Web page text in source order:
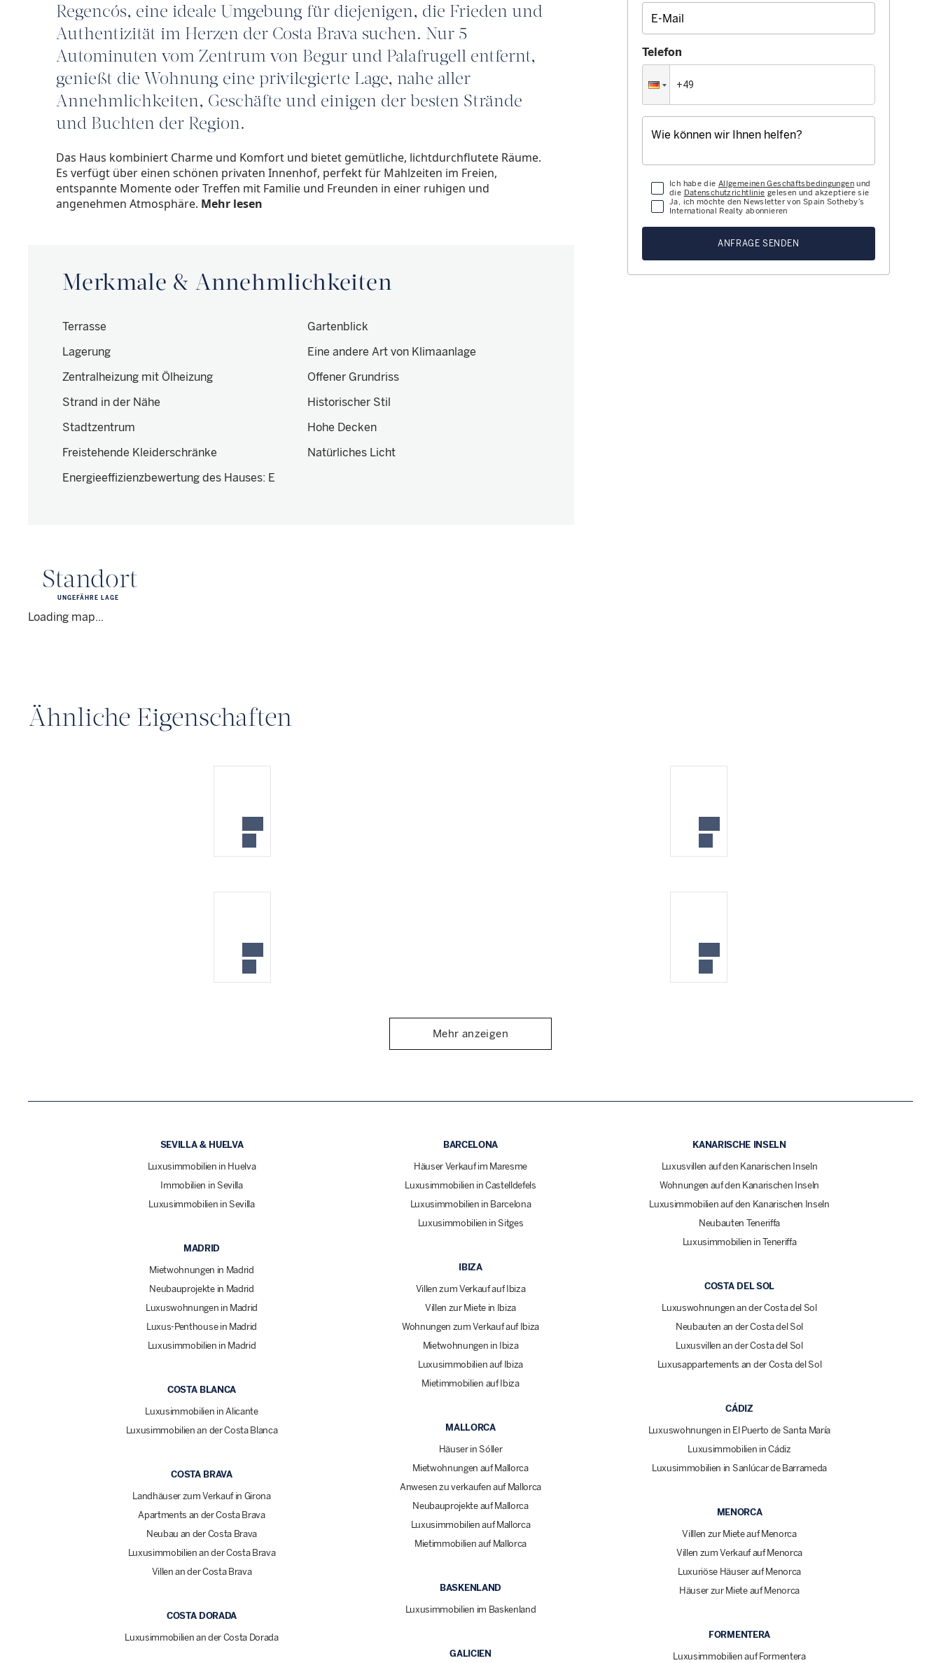
Regencós, eine ideale Umgebung für diejenigen, die Frieden und
Authentizität im Herzen der Costa Brava suchen. Nur 5
Autominuten vom Zentrum von Begur und Palafrugell entfernt,
genießt die Wohnung eine privilegierte Lage, nahe aller
Annehmlichkeiten, Geschäfte und einigen der besten Strände
und Buchten der Region.
Das Haus kombiniert Charme und Komfort und bietet gemütliche, lichtdurchflutete Räume.
Es verfügt über einen schönen privaten Innenhof, perfekt für Mahlzeiten im Freien,
entspannte Momente oder Treffen mit Familie und Freunden in einer ruhigen und
angenehmen Atmosphäre. Mehr lesen
Merkmale & Annehmlichkeiten
Terrasse
Gartenblick
Lagerung
Eine andere Art von Klimaanlage
Zentralheizung mit Ölheizung
Offener Grundriss
Strand in der Nähe
Historischer Stil
Stadtzentrum
Hohe Decken
Freistehende Kleiderschränke
Natürliches Licht
Energieeffizienzbewertung des Hauses: E
Standort
Loading map...
UNGEFÄHRE LAGE
Telefon
Ich habe die Allgemeinen Geschäftsbedingungenund
die Datenschutzrichtlinie gelesen und akzeptiere sie
Ja, ich möchte den Newsletter von Spain Sotheby’s
International Realty abonnieren
ANFRAGE SENDEN
Ähnliche Eigenschaften
Mehr anzeigen
SEVILLA & HUELVA
Luxusimmobilien in Huelva
Immobilien in Sevilla
Luxusimmobilien in Sevilla
MADRID
Mietwohnungen in Madrid
Neubauprojekte in Madrid
Luxuswohnungen in Madrid
Luxus-Penthouse in Madrid
Luxusimmobilien in Madrid
COSTA BLANCA
Luxusimmobilien in Alicante
Luxusimmobilien an der Costa Blanca
COSTA BRAVA
Landhäuser zum Verkauf in Girona
Apartments an der Costa Brava
Neubau an der Costa Brava
Luxusimmobilien an der Costa Brava
Villen an der Costa Brava
COSTA DORADA
Luxusimmobilien an der Costa Dorada
BARCELONA
Häuser Verkauf im Maresme
Luxusimmobilien in Castelldefels
Luxusimmobilien in Barcelona
Luxusimmobilien in Sitges
IBIZA
Villen zum Verkauf auf Ibiza
Villen zur Miete in Ibiza
Wohnungen zum Verkauf auf Ibiza
Mietwohnungen in Ibiza
Luxusimmobilien auf Ibiza
Mietimmobilien auf Ibiza
MALLORCA
Häuser in Sóller
Mietwohnungen auf Mallorca
Anwesen zu verkaufen auf Mallorca
Neubauprojekte auf Mallorca
Luxusimmobilien auf Mallorca
Mietimmobilien auf Mallorca
BASKENLAND
Luxusimmobilien im Baskenland
GALICIEN
KANARISCHE INSELN
Luxusvillen auf den Kanarischen Inseln
Wohnungen auf den Kanarischen Inseln
Luxusimmobilien auf den Kanarischen Inseln
Neubauten Teneriffa
Luxusimmobilien in Teneriffa
COSTA DEL SOL
Luxuswohnungen an der Costa del Sol
Neubauten an der Costa del Sol
Luxusvillen an der Costa del Sol
Luxusappartements an der Costa del Sol
CÁDIZ
Luxuswohnungen in El Puerto de Santa María
Luxusimmobilien in Cádiz
Luxusimmobilien in Sanlúcar de Barrameda
MENORCA
Villlen zur Miete auf Menorca
Villen zum Verkauf auf Menorca
Luxuriöse Häuser auf Menorca
Häuser zur Miete auf Menorca
FORMENTERA
Luxusimmobilien auf Formentera